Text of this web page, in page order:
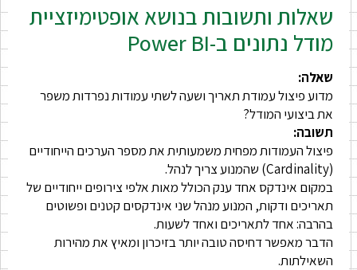
שאלות ותשובות בנושא אופטימיזציית
מודל נתונים ב-Power BI
שאלה:
מדוע פיצול עמודת תאריך ושעה לשתי עמודות נפרדות משפר
את ביצועי המודל?
תשובה:
פיצול העמודות מפחית משמעותית את מספר הערכים הייחודיים
(Cardinality) שהמנוע צריך לנהל.
במקום אינדקס אחד ענק הכולל מאות אלפי צירופים ייחודיים של
תאריכים ודקות, המנוע מנהל שני אינדקסים קטנים ופשוטים
בהרבה: אחד לתאריכים ואחד לשעות.
הדבר מאפשר דחיסה טובה יותר בזיכרון ומאיץ את מהירות
השאילתות.